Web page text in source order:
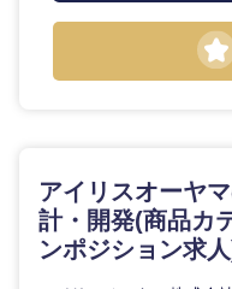
アイリスオーヤ
計・開発(商品カ
ンポジション求